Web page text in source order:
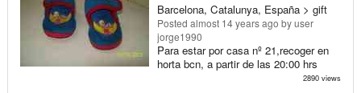
Barcelona, Catalunya, España > gift
Posted almost 14 years ago by user
jorge1990
Para estar por casa nº 21,recoger en
horta bcn, a partir de las 20:00 hrs
2890 views